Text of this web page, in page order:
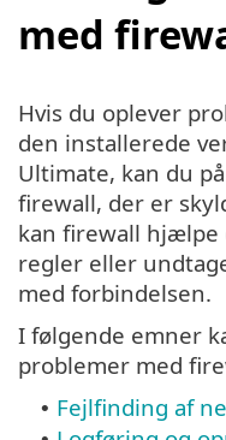
med
Hvis du oplever
den installerede
Ultimate, kan du
firewall, der er
kan firewall hjælpe
regler eller
med forbindelsen.
I følgende emner
problemer med
• Fejlfinding af